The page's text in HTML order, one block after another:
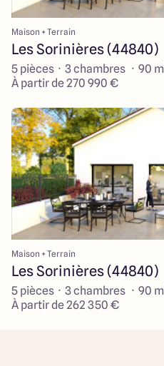
Maison + Terrain
Les Sorinières (44840)
5 pièces · 3 chambres · 90
À partir de 270 990 €
Maison + Terrain
Les Sorinières (44840)
5 pièces · 3 chambres · 90
À partir de 262 350 €